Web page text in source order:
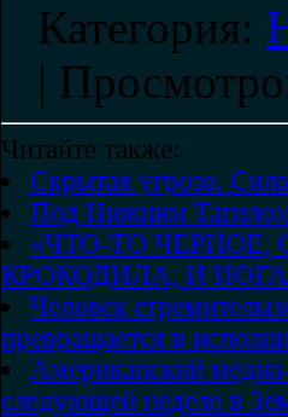
Категория:
|
Читайте также:
Скрытая угроза.
Под Нижним
«ЧТО-ТО ЧЕРНОЕ,
КРОКОДИЛА, И
Человек
превращается в
Американский
следующей неделе в